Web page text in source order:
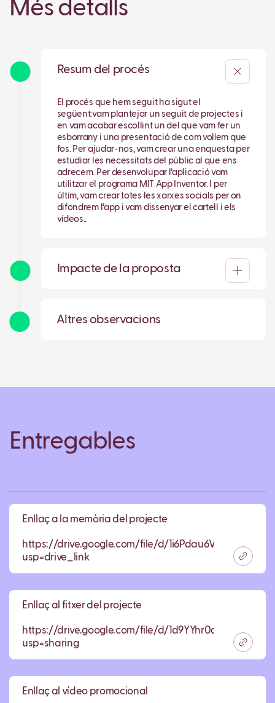
Més detalls
Resum del procés
El procés que hem seguit ha sigut el
següent:vam plantejar un seguit de projectes i
en vam acabar escollint un del que vam fer un
esborrany i una presentació de com volíem que
fos. Per ajudar-nos, vam crear una enquesta per
estudiar les necessitats del públic al que ens
adrecem. Per desenvolupar l’aplicació vam
utilitzar el programa MIT App Inventor. I per
últim, vam crear totes les xarxes socials per on
difondrem l’app i vam dissenyar el cartell i els
vídeos..
Impacte de la proposta
Altres observacions
Entregables
Enllaç a la memòria del projecte
https://drive.google.com/file/d/
usp=drive_link
Enllaç al fitxer del projecte
https://drive.google.com/file/d/
usp=sharing
Enllaç al vídeo promocional